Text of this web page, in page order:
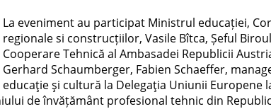
La eveniment au participat Ministrul educației,
regionale si construcțiilor, Vasile Bîtca, Șeful
Cooperare Tehnică al Ambasadei Republicii
Gerhard Schaumberger, Fabien Schaeffer,
educaţie şi cultură la Delegaţia Uniunii Europene
de învățământ profesional tehnic din